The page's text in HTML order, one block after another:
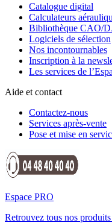
Catalogue digital
Calculateurs
Bibliothèque CAO/
Logiciels de sélection
Nos incontournables
Inscription à la
Les services de
Aide et contact
Contactez-nous
Services après-vente
Pose et mise en
Espace PRO
Retrouvez tous nos